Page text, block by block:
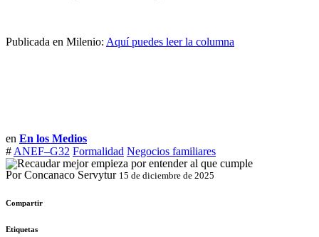
Publicada en Milenio: Aquí puedes leer la columna
en En los Medios
# ANEF–G32 Formalidad Negocios familiares
Por Concanaco Servytur 15 de diciembre de 2025
Compartir
Etiquetas